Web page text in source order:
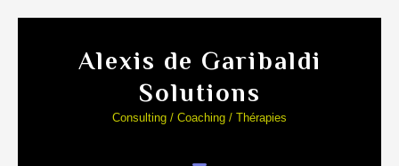
Alexis de Garibaldi
Solutions
Consulting / Coaching / Thérapies